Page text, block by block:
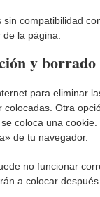
compatibilidad
la página.
y borrado
para eliminar
Otra
coloca una
de tu navegador.
no funcionar
a colocar